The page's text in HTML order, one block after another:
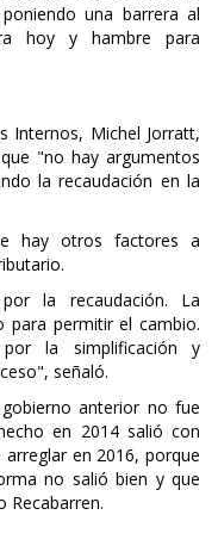
una barrera al
hoy y hambre para
Internos, Michel Jorratt,
"no hay argumentos
la recaudación en la
hay otros factores a
la recaudación. La
para permitir el cambio.
la simplificación y
señaló.
anterior no fue
en 2014 salió con
en 2016, porque
no salió bien y que
Recabarren.